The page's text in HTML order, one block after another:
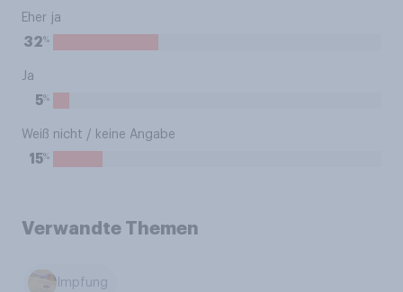
Eher ja
32%
Ja
5%
Weiß nicht / keine Angabe
15%
Verwandte Themen
Impfung